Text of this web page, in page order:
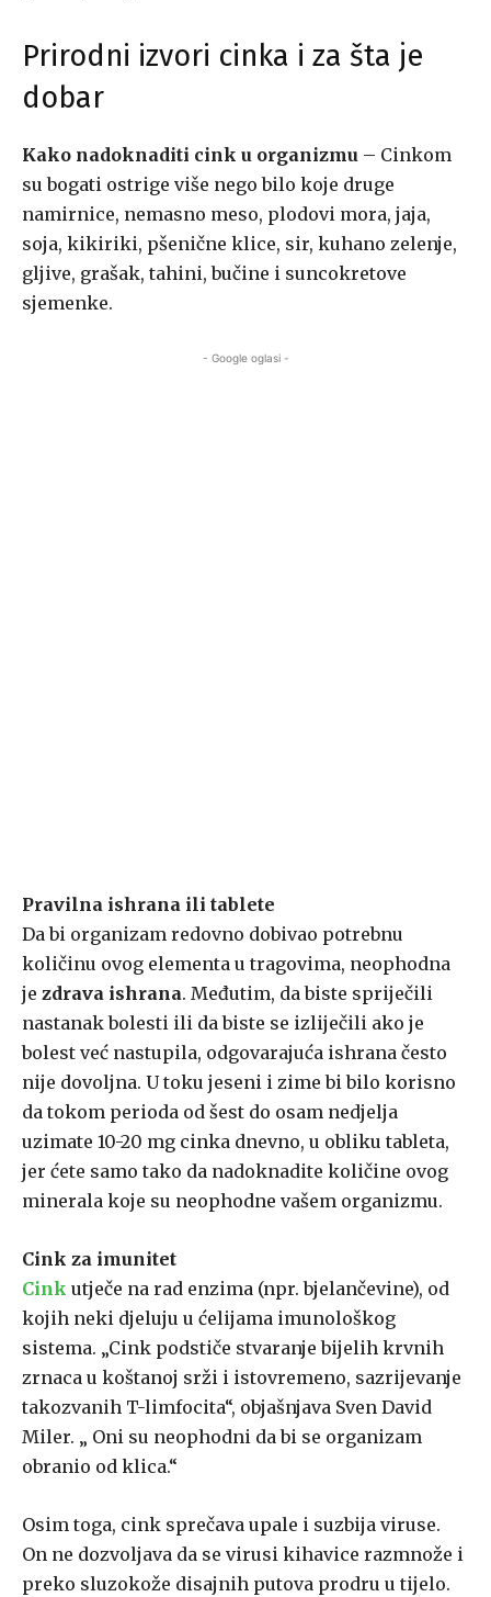
Prirodni izvori cinka i za šta je
dobar
Kako nadoknaditi cink u organizmu – Cinkom
su bogati ostrige više nego bilo koje druge
namirnice, nemasno meso, plodovi mora, jaja,
soja, kikiriki, pšenične klice, sir, kuhano zelenje,
gljive, grašak, tahini, bučine i suncokretove
sjemenke.
- Google oglasi -
Pravilna ishrana ili tablete
Da bi organizam redovno dobivao potrebnu
količinu ovog elementa u tragovima, neophodna
je zdrava ishrana. Međutim, da biste spriječili
nastanak bolesti ili da biste se izliječili ako je
bolest već nastupila, odgovarajuća ishrana često
nije dovoljna. U toku jeseni i zime bi bilo korisno
da tokom perioda od šest do osam nedjelja
uzimate 10-20 mg cinka dnevno, u obliku tableta,
jer ćete samo tako da nadoknadite količine ovog
minerala koje su neophodne vašem organizmu.
Cink za imunitet
Cink utječe na rad enzima (npr. bjelančevine), od
kojih neki djeluju u ćelijama imunološkog
sistema. „Cink podstiče stvaranje bijelih krvnih
zrnaca u koštanoj srži i istovremeno, sazrijevanje
takozvanih T-limfocita“, objašnjava Sven David
Miler. „ Oni su neophodni da bi se organizam
obranio od klica.“
Osim toga, cink sprečava upale i suzbija viruse.
On ne dozvoljava da se virusi kihavice razmnože i
preko sluzokože disajnih putova prodru u tijelo.